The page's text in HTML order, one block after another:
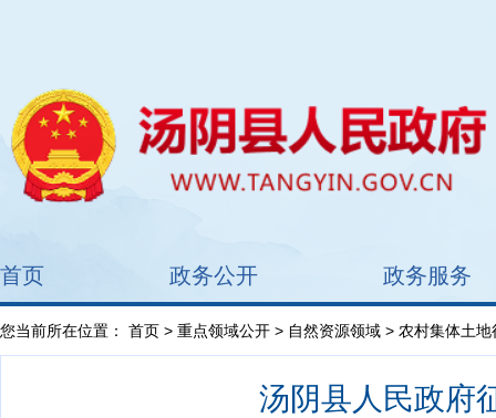
首页 政务公开 政务服务
您当前所在位置： 首页 > 重点领域公开 > 自然资源领域 > 农村集体土地
汤阴县人民政府